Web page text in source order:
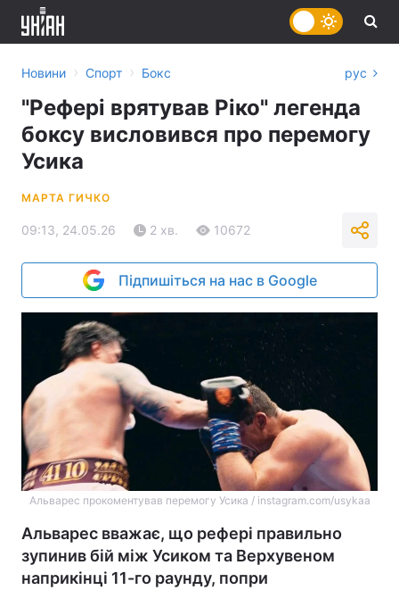
Новини › Спорт › Бокс рус
"Рефері врятував Ріко" легенда
боксу висловився про перемогу
Усика
МАРТА ГИЧКО
09:13, 24.05.26 2 хв. 10672
Підпишіться на нас в Google
Альварес прокоментував перемогу Усика / instagram.com/usykaa
Альварес вважає, що рефері правильно
зупинив бій між Усиком та Верхувеном
наприкінці 11-го раунду, попри